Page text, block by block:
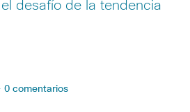
desafío de la tendencia
0 comentarios